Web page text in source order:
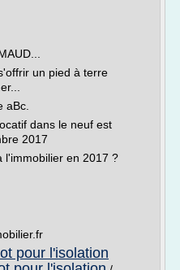
un pied à terre
aBc.
dans le neuf est
2017
l'immobilier en 2017 ?
pour l'isolation